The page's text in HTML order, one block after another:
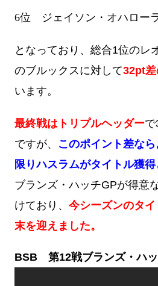
6位 ジェイソン・オハロー
となっており、総合1位のレ
のブルックスに対して32pt
います。
最終戦はトリプルヘッダー
ですが、 このポイント差な
限りハスラムがタイトル獲
ブランズ・ハッチGPが得意
けており、 今シーズンのタ
末を迎えました。
BSB 第12戦ブランズ・ハ